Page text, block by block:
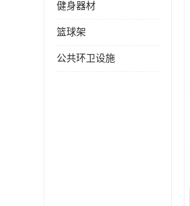
健身器材
篮球架
公共环卫设施